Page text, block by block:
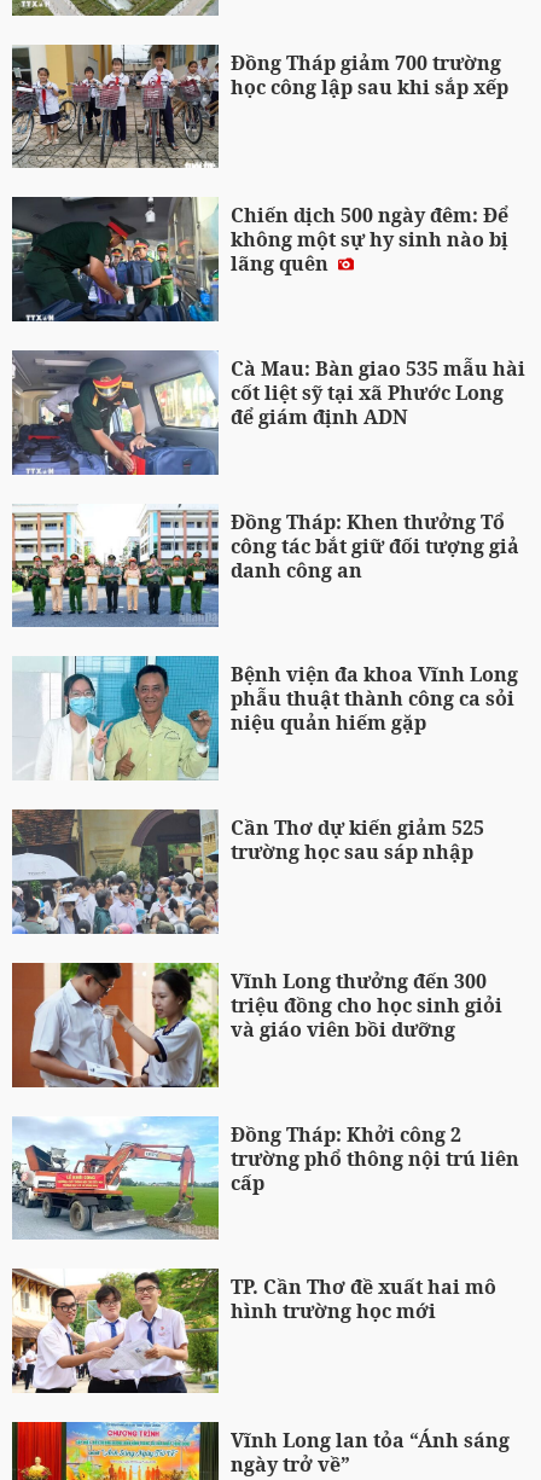
Đồng Tháp giảm 700 trường
học công lập sau khi sắp xếp
Chiến dịch 500 ngày đêm: Để
không một sự hy sinh nào bị
lãng quên
Cà Mau: Bàn giao 535 mẫu hài
cốt liệt sỹ tại xã Phước Long
để giám định ADN
Đồng Tháp: Khen thưởng Tổ
công tác bắt giữ đối tượng giả
danh công an
Bệnh viện đa khoa Vĩnh Long
phẫu thuật thành công ca sỏi
niệu quản hiếm gặp
Cần Thơ dự kiến giảm 525
trường học sau sáp nhập
Vĩnh Long thưởng đến 300
triệu đồng cho học sinh giỏi
và giáo viên bồi dưỡng
Đồng Tháp: Khởi công 2
trường phổ thông nội trú liên
cấp
TP. Cần Thơ đề xuất hai mô
hình trường học mới
Vĩnh Long lan tỏa “Ánh sáng
ngày trở về”